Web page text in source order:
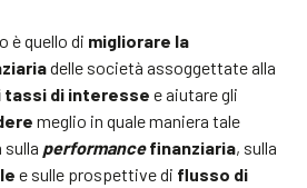
è quello di migliorare la
delle società assoggettate alla
tassi di interesse e aiutare gli
meglio in quale maniera tale
performancefinanziaria, sulla
e sulle prospettive di flusso di